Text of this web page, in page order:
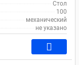
Стол
100
механический
не указано